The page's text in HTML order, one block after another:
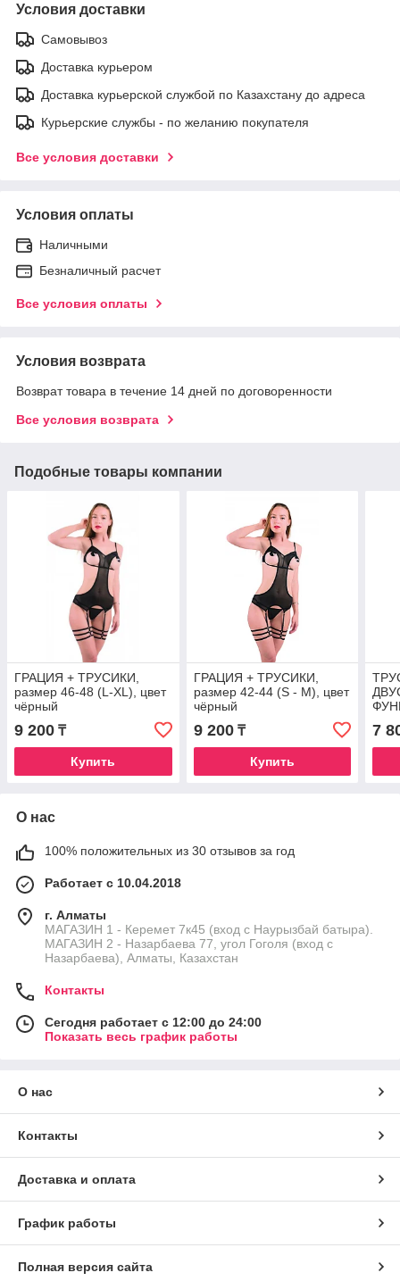
Условия доставки
Самовывоз
Доставка курьером
Доставка курьерской службой по Казахстану до адреса
Курьерские службы - по желанию покупателя
Все условия доставки
Условия оплаты
Наличными
Безналичный расчет
Все условия оплаты
Условия возврата
Возврат товара в течение 14 дней по договоренности
Все условия возврата
Подобные товары компании
ГРАЦИЯ + ТРУСИКИ,
размер 46-48 (L-XL), цвет
чёрный
9 200 ₸
Купить
ГРАЦИЯ + ТРУСИКИ,
размер 42-44 (S - M), цвет
чёрный
9 200₸
Купить
(MY
7
О нас
100% положительных из 30 отзывов за год
Работает с 10.04.2018
г. Алматы
МАГАЗИН 1 - Керемет 7к45 (вход с Наурызбай батыра).
МАГАЗИН 2 - Назарбаева 77, угол Гоголя (вход с
Назарбаева), Алматы, Казахстан
Контакты
Сегодня работает с 12:00 до 24:00
Показать весь график работы
О нас
Контакты
Доставка и оплата
График работы
Полная версия сайта